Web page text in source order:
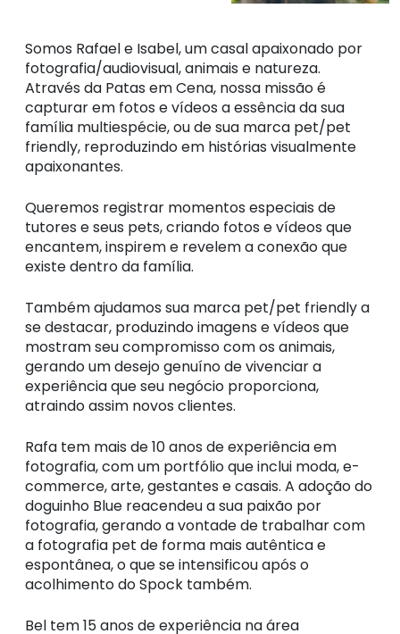
Somos Rafael e Isabel, um casal apaixonado por
fotografia/audiovisual, animais e natureza.
Através da Patas em Cena, nossa missão é
capturar em fotos e vídeos a essência da sua
família multiespécie, ou de sua marca pet/pet
friendly, reproduzindo em histórias visualmente
apaixonantes.
Queremos registrar momentos especiais de
tutores e seus pets, criando fotos e vídeos que
encantem, inspirem e revelem a conexão que
existe dentro da família.
Também ajudamos sua marca pet/pet friendly a
se destacar, produzindo imagens e vídeos que
mostram seu compromisso com os animais,
gerando um desejo genuíno de vivenciar a
experiência que seu negócio proporciona,
atraindo assim novos clientes.
Rafa tem mais de 10 anos de experiência em
fotografia, com um portfólio que inclui moda, e-
commerce, arte, gestantes e casais. A adoção do
doguinho Blue reacendeu a sua paixão por
fotografia, gerando a vontade de trabalhar com
a fotografia pet de forma mais autêntica e
espontânea, o que se intensificou após o
acolhimento do Spock também.
Bel tem 15 anos de experiência na área